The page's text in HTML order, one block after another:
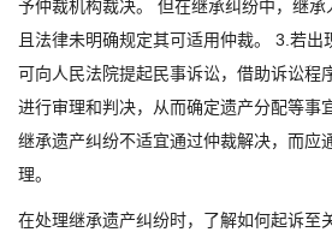
予仲裁机构裁决。 但在继承纠纷中，继承
且法律未明确规定其可适用仲裁。 3.若出
可向人民法院提起民事诉讼，借助诉讼程
进行审理和判决，从而确定遗产分配等事
继承遗产纠纷不适宜通过仲裁解决，而应
理。
在处理继承遗产纠纷时，了解如何起诉至